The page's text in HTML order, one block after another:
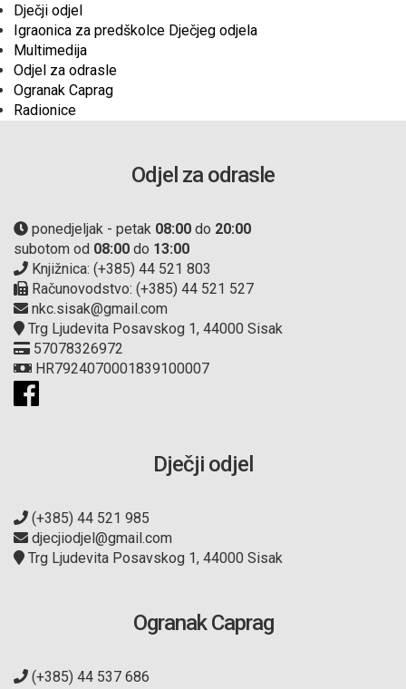
Dječji odjel
Igraonica za predškolce Dječjeg odjela
Multimedija
Odjel za odrasle
Ogranak Caprag
Radionice
Odjel za odrasle
ponedjeljak - petak 08:00 do 20:00
subotom od 08:00 do 13:00
Knjižnica: (+385) 44 521 803
Računovodstvo: (+385) 44 521 527
nkc.sisak@gmail.com
Trg Ljudevita Posavskog 1, 44000 Sisak
57078326972
HR7924070001839100007
Dječji odjel
(+385) 44 521 985
djecjiodjel@gmail.com
Trg Ljudevita Posavskog 1, 44000 Sisak
Ogranak Caprag
(+385) 44 537 686